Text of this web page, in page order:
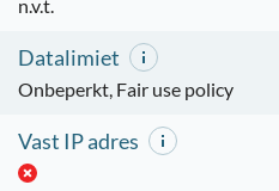
n.v.t.
Datalimiet
Onbeperkt, Fair use policy
Vast IP adres